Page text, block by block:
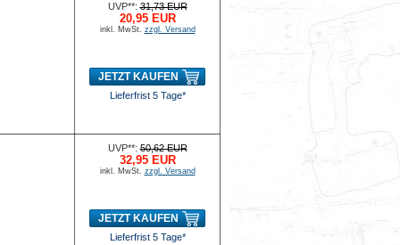
UVP**:31,73 EUR
20,95 EUR
inkl. MwSt. zzgl. Versand
JETZT KAUFEN
Lieferfrist 5 Tage*
UVP**:50,62 EUR
32,95 EUR
inkl. MwSt. zzgl. Versand
JETZT KAUFEN
Lieferfrist 5 Tage*